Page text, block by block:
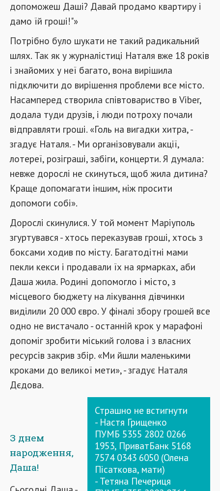
допоможеш Даші? Давай продамо квартиру і
дамо їй гроші!"»
Потрібно було шукати не такий радикальний
шлях. Так як у журналістиці Наталя вже 18 років
і знайомих у неї багато, вона вирішила
підключити до вирішення проблеми все місто.
Насамперед створила співтовариство в Viber,
додала туди друзів, і люди потроху почали
відправляти гроші. «Голь на вигадки хитра, -
згадує Наталя. - Ми організовували акції,
лотереї, розіграші, забіги, концерти. Я думала:
невже дорослі не скинуться, щоб жила дитина?
Краще допомагати іншим, ніж просити
допомоги собі».
Дорослі скинулися. У той момент Маріуполь
згуртувався - хтось переказував гроші, хтось з
боксами ходив по місту. Багатодітні мами
пекли кекси і продавали їх на ярмарках, аби
Даша жила. Родині допомогло і місто, з
місцевого бюджету на лікування дівчинки
виділили 20 000 євро. У фіналі збору грошей все
одно не вистачало - останній крок у марафоні
допоміг зробити міський голова і з власних
ресурсів закрив збір. «Ми йшли маленькими
кроками до великої мети», - згадує Наталя
Дєдова.
Страшно не встигнути
- Настя Грищенко
ПУМБ 5355 2802 0266
1953, ПриватБанк 5168
7574 0343 6050 (Олена
Пісаткова, мати)
- Тетяна Печериця
З днем ​​
народження,
Даша!